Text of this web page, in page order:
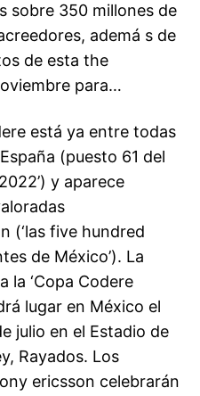
sobre 350 millones de
ademá s de
de esta the
para…
está ya entre todas
(puesto 61 del
y aparece
(‘las five hundred
de México’). La
la ‘Copa Codere
lugar en México el
julio en el Estadio de
Rayados. Los
ericsson celebrarán